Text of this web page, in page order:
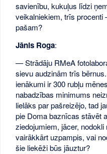
savienību, kukuļus līdzi
veikalniekiem, trīs
pašam?
Jānis Roga:
— Strādāju RMeA
sievu audzinām trīs
ienākumi ir 300 rubļu
nabadzības minimums
lielāks par pašreizējo, tad
pie Doma baznīcas stāvēt
ziedojumiem, jācer,
vairākkārt uzpampis, vai
šie liekēži būs jāuztur?